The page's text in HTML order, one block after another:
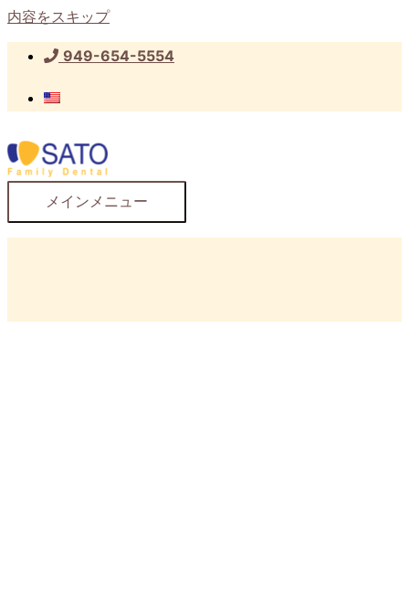
内容をスキップ
949-654-5554
メインメニュー